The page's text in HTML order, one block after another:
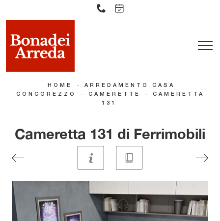
HOME -
ARREDAMENTO CASA
CONCOREZZO
- CAMERETTE -
CAMERETTA
131
Cameretta 131 di Ferrimobili